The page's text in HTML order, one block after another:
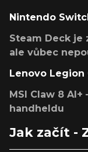
Nintendo
Steam Deck je
ale vůbec
Lenovo Legion
MSI Claw 8
handheldu
Jak začít -